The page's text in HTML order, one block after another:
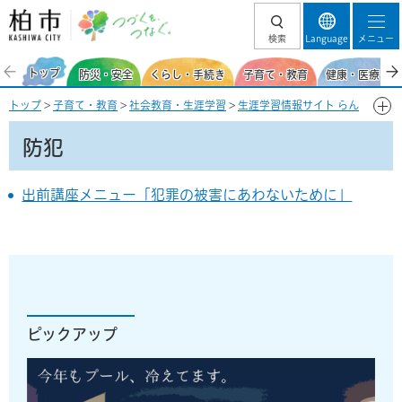
柏市 つづくを、
検索 Language メニュー
トップ 防災・安全 くらし・手続き 子育て・教育 健康・医療・
トップ > 子育て・教育 > 社会教育・生涯学習 > 生涯学習情報サイト らん
らんかしわ>出前講座>柏市生涯学習まちづくり出前講座メニュー一覧
> 防犯防犯
出前講座メニュー「犯罪の被害にあわないために」
ピックアップ